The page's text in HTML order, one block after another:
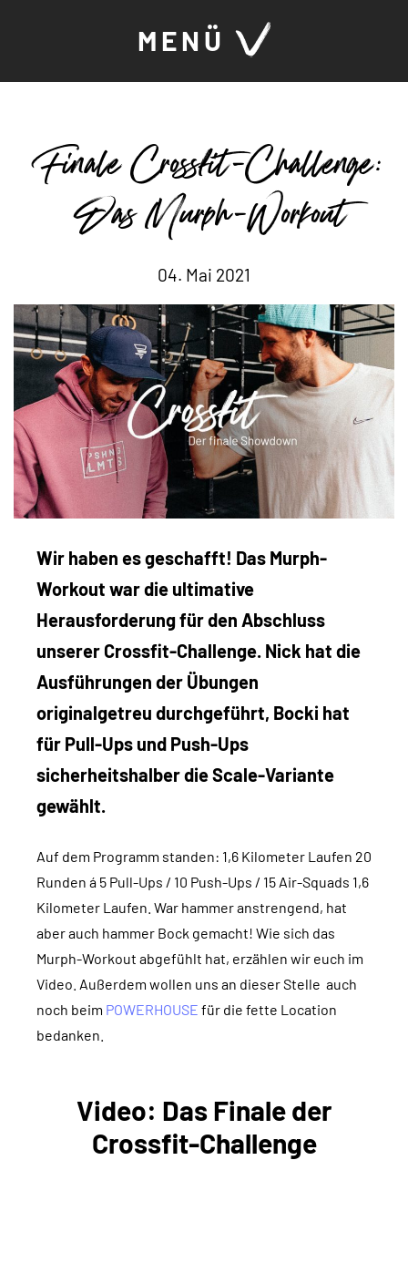
MENÜ
Finale Crossfit-Challenge:
Das Murph-Workout
04. Mai 2021
Wir haben es geschafft! Das Murph-
Workout war die ultimative
Herausforderung für den Abschluss
unserer Crossfit-Challenge. Nick hat die
Ausführungen der Übungen
originalgetreu durchgeführt, Bocki hat
für Pull-Ups und Push-Ups
sicherheitshalber die Scale-Variante
gewählt.
Auf dem Programm standen: 1,6 Kilometer Laufen 20
Runden á 5 Pull-Ups / 10 Push-Ups / 15 Air-Squads 1,6
Kilometer Laufen. War hammer anstrengend, hat
aber auch hammer Bock gemacht! Wie sich das
Murph-Workout abgefühlt hat, erzählen wir euch im
Video. Außerdem wollen uns an dieser Stelle auch
noch beim POWERHOUSE für die fette Location
bedanken.
Video: Das Finale der
Crossfit-Challenge